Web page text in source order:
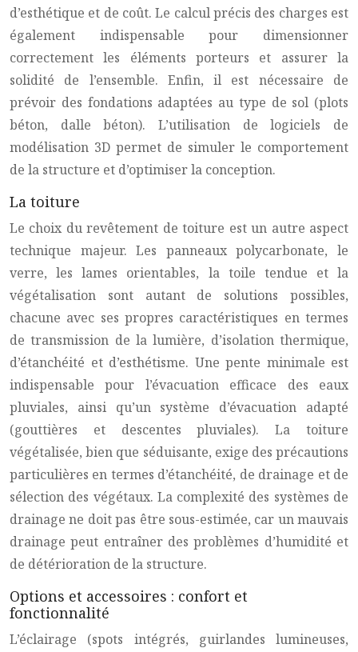
d’esthétique et de coût. Le calcul précis des charges est
également indispensable pour dimensionner
correctement les éléments porteurs et assurer la
solidité de l’ensemble. Enfin, il est nécessaire de
prévoir des fondations adaptées au type de sol (plots
béton, dalle béton). L’utilisation de logiciels de
modélisation 3D permet de simuler le comportement
de la structure et d’optimiser la conception.
La toiture
Le choix du revêtement de toiture est un autre aspect
technique majeur. Les panneaux polycarbonate, le
verre, les lames orientables, la toile tendue et la
végétalisation sont autant de solutions possibles,
chacune avec ses propres caractéristiques en termes
de transmission de la lumière, d’isolation thermique,
d’étanchéité et d’esthétisme. Une pente minimale est
indispensable pour l’évacuation efficace des eaux
pluviales, ainsi qu’un système d’évacuation adapté
(gouttières et descentes pluviales). La toiture
végétalisée, bien que séduisante, exige des précautions
particulières en termes d’étanchéité, de drainage et de
sélection des végétaux. La complexité des systèmes de
drainage ne doit pas être sous-estimée, car un mauvais
drainage peut entraîner des problèmes d’humidité et
de détérioration de la structure.
Options et accessoires : confort et
fonctionnalité
L’éclairage (spots intégrés, guirlandes lumineuses,